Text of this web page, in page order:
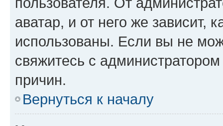
аватар, и от него же зависит,
использованы. Если вы не
свяжитесь с
причин.
Вернуться к началу